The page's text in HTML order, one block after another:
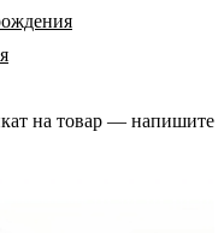
на товар — напишите